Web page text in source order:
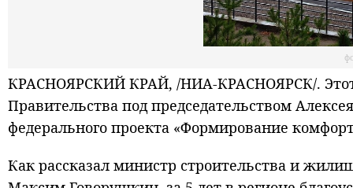
КРАСНОЯРСКИЙ КРАЙ, /НИА-КРАСНОЯРСК/. Этот
Правительства под председательством
федерального проекта «Формирование
Как рассказал министр строительства и